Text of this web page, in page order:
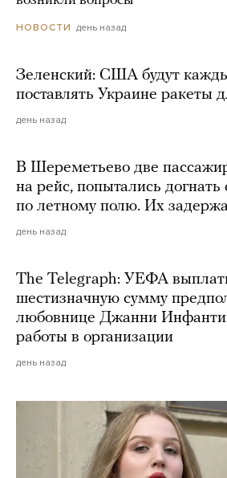
НОВОСТИ день назад
Зеленский: США будут
поставлять Украине ракеты
день назад
В Шереметьево две
на рейс, попытались догнать
по летному полю. Их
день назад
The Telegraph: УЕФА
шестизначную сумму
любовнице Джанни
работы в организации
день назад